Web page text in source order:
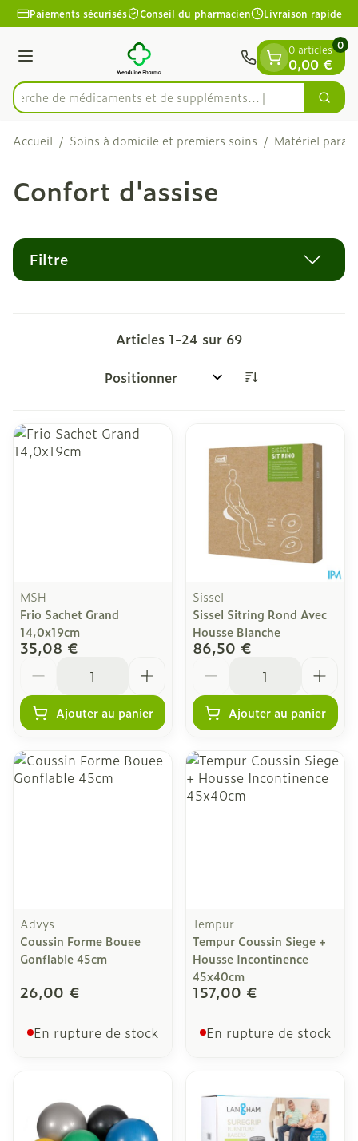
Aller au contenu
1 de 1
Paiements sécurisés Conseil du pharmacien Livraison rapide
Menu
Rechercher
Recherche de médicaments et de
0 articles
0,00 €
0
Accueil / Soins à domicile et premiers soins / Matériel
Confort d'assise
Filtre
Articles 1-24 sur 69
Trier par:
MSH
Frio Sachet Grand
14,0x19cm
35,08 €
Ajouter au panier
Sissel
Sissel Sitring Rond Avec
Housse Blanche
86,50 €
Ajouter au panier
Advys
Coussin Forme Bouee
Gonflable 45cm
26,00 €
En rupture de stock
Tempur
Tempur Coussin Siege +
Housse Incontinence
45x40cm
157,00 €
En rupture de stock